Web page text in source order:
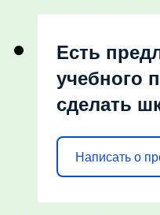
Есть
учебного
сделать
Написать о